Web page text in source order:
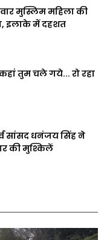
मुस्लिम महिला की
इलाके में दहशत
तुम चले गये... रो रहा
सांसद धनंजय सिंह ने
की मुश्किलें